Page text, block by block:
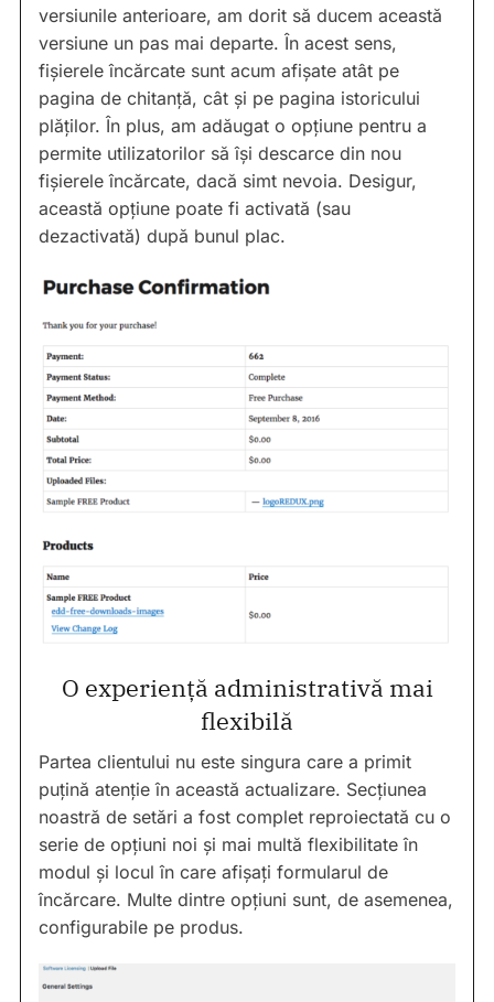
versiunile anterioare, am dorit să ducem această
versiune un pas mai departe. În acest sens,
fișierele încărcate sunt acum afișate atât pe
pagina de chitanță, cât și pe pagina istoricului
plăților. În plus, am adăugat o opțiune pentru a
permite utilizatorilor să își descarce din nou
fișierele încărcate, dacă simt nevoia. Desigur,
această opțiune poate fi activată (sau
dezactivată) după bunul plac.
O experiență administrativă mai
flexibilă
Partea clientului nu este singura care a primit
puțină atenție în această actualizare. Secțiunea
noastră de setări a fost complet reproiectată cu o
serie de opțiuni noi și mai multă flexibilitate în
modul și locul în care afișați formularul de
încărcare. Multe dintre opțiuni sunt, de asemenea,
configurabile pe produs.